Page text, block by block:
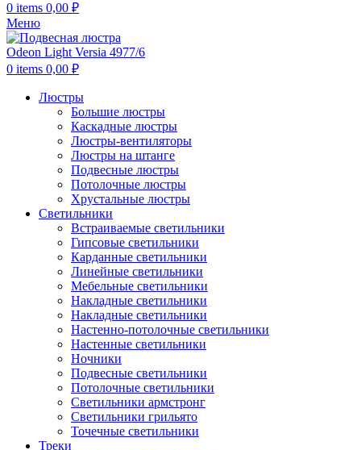
0 items 0,00 ₽
Меню
0 items 0,00 ₽
Люстры
Большие люстры
Каскадные люстры
Люстры-вентиляторы
Люстры на штанге
Подвесные люстры
Потолочные люстры
Хрустальные люстры
Светильники
Встраиваемые светильники
Гипсовые светильники
Карданные светильники
Линейные светильники
Мебельные светильники
Накладные светильники
Накладные светильники
Настенно-потолочные светильники
Настенные светильники
Ночники
Подвесные светильники
Потолочные светильники
Светильники армстронг
Светильники грильято
Точечные светильники
Треки